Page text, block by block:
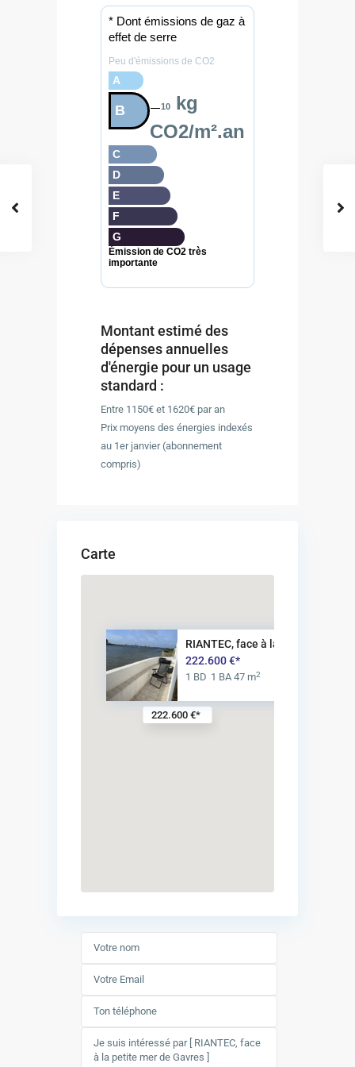
* Dont émissions de gaz à
effet de serre
Peu d'émissions de CO2
A
B 10
kg
CO2/m².an
C
D
E
F
G
Émission de CO2 très
importante
Montant estimé des
dépenses annuelles
d'énergie pour un usage
standard :
Entre 1150€ et 1620€ par an
Prix moyens des énergies indexés
au 1er janvier (abonnement
compris)
Carte
222.600 €*
RIANTEC, face à la petite mer ...
222.600 €*
1 BD 1 BA 47 m2